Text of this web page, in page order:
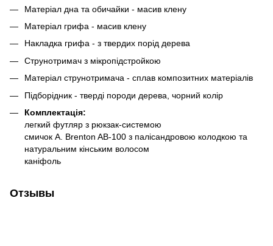
Матеріал дна та обичайки - масив клену
Матеріал грифа - масив клену
Накладка грифа - з твердих порід дерева
Струнотримач з мікропідстройкою
Матеріал струнотримача - сплав композитних матеріалів
Підборідник - тверді породи дерева, чорний колір
Комплектація:
легкий футляр з рюкзак-системою
смичок A. Brenton AB-100 з палісандровою колодкою та
натуральним кінським волосом
каніфоль
Отзывы